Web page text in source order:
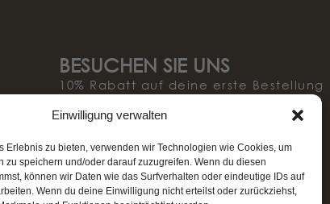
Einwilligung verwalten
Erlebnis zu bieten, verwenden wir Technologien wie Cookies, um
zu speichern und/oder darauf zuzugreifen. Wenn du diesen
können wir Daten wie das Surfverhalten oder eindeutige IDs auf
Wenn du deine Einwilligung nicht erteilst oder zurückziehst,
BESUCHEN SIE UNS
10% Rabatt auf deine erste Bestellung
100€ Einkauf)